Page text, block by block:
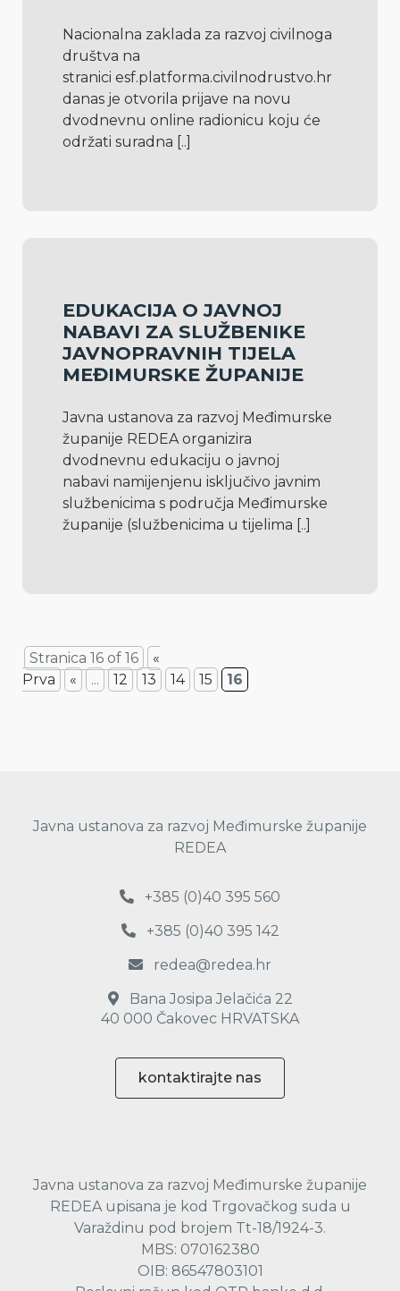
Nacionalna zaklada za razvoj civilnoga
društva na
stranici esf.platforma.civilnodrustvo.hr
danas je otvorila prijave na novu
dvodnevnu online radionicu koju će
održati suradna [..]
EDUKACIJA O JAVNOJ
NABAVI ZA SLUŽBENIKE
JAVNOPRAVNIH TIJELA
MEĐIMURSKE ŽUPANIJE
Javna ustanova za razvoj Međimurske
županije REDEA organizira
dvodnevnu edukaciju o javnoj
nabavi namijenjenu isključivo javnim
službenicima s područja Međimurske
županije (službenicima u tijelima [..]
Stranica 16 of 16
«
Prva
« ... 12 13 14 15 16
Javna ustanova za razvoj Međimurske županije
REDEA
+385 (0)40 395 560
+385 (0)40 395 142
redea@redea.hr
Bana Josipa Jelačića 22
40 000 Čakovec HRVATSKA
kontaktirajte nas
Javna ustanova za razvoj Međimurske županije
REDEA upisana je kod Trgovačkog suda u
Varaždinu pod brojem Tt-18/1924-3.
MBS: 070162380
OIB: 86547803101